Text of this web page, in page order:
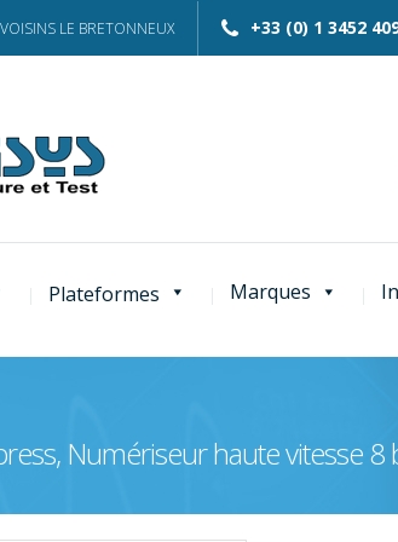
Plateformes Marques
LE BRETONNEUX +33 (0) 1 3452
Numériseur haute vitesse